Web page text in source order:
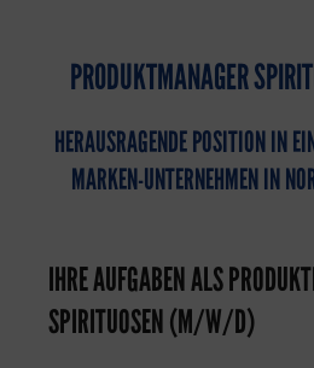
PRODUKTMANAGER
HERAUSRAGENDE POSITION IN
MARKEN-UNTERNEHMEN IN
IHRE AUFGABEN ALS
SPIRITUOSEN (M/W/D)